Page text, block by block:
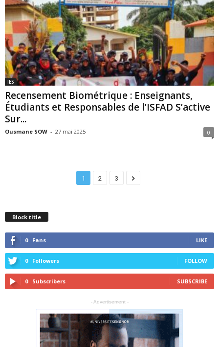
IES
Recensement Biométrique : Enseignants,
Étudiants et Responsables de l’ISFAD S’active
Sur...
Ousmane SOW - 27 mai 2025 0
1 2 3
Block title
0 Fans LIKE
0 Followers FOLLOW
0 Subscribers SUBSCRIBE
- Advertisement -